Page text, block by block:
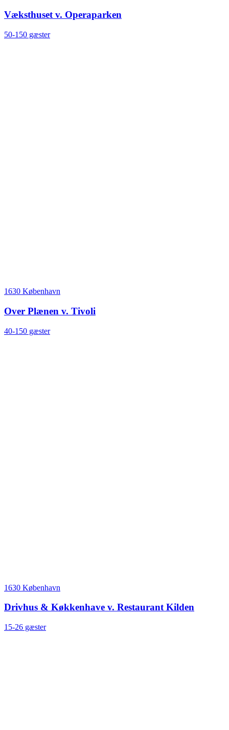
Væksthuset v. Operaparken
50-150 gæster
1630 København
Over Plænen v. Tivoli
40-150 gæster
1630 København
Drivhus & Køkkenhave v. Restaurant Kilden
15-26 gæster